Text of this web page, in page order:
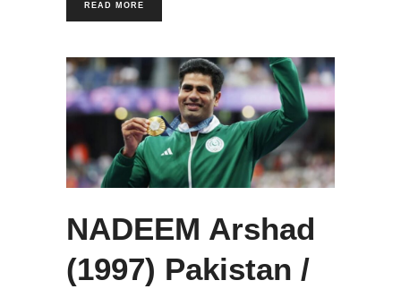
READ MORE
NADEEM Arshad
(1997) Pakistan /